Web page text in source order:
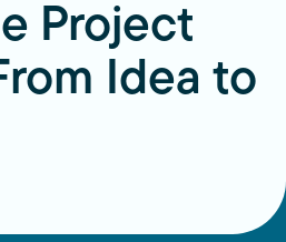
Project
Idea to